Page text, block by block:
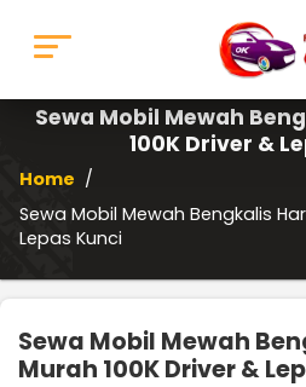
Sewa Mobil Mewah
100K Driver &
Home /
Sewa Mobil Mewah Bengkalis
Lepas Kunci
Sewa Mobil Mewah
Murah 100K Driver &